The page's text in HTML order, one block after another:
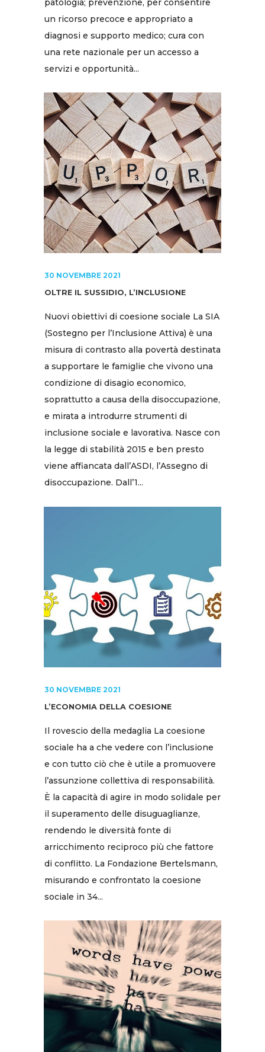
patologia; prevenzione, per consentire
un ricorso precoce e appropriato a
diagnosi e supporto medico; cura con
una rete nazionale per un accesso a
servizi e opportunità...
30 NOVEMBRE 2021
OLTRE IL SUSSIDIO, L’INCLUSIONE
Nuovi obiettivi di coesione sociale La SIA
(Sostegno per l’Inclusione Attiva) è una
misura di contrasto alla povertà destinata
a supportare le famiglie che vivono una
condizione di disagio economico,
soprattutto a causa della disoccupazione,
e mirata a introdurre strumenti di
inclusione sociale e lavorativa. Nasce con
la legge di stabilità 2015 e ben presto
viene affiancata dall’ASDI, l’Assegno di
disoccupazione. Dall’1...
30 NOVEMBRE 2021
L’ECONOMIA DELLA COESIONE
Il rovescio della medaglia La coesione
sociale ha a che vedere con l’inclusione
e con tutto ciò che è utile a promuovere
l’assunzione collettiva di responsabilità.
È la capacità di agire in modo solidale per
il superamento delle disuguaglianze,
rendendo le diversità fonte di
arricchimento reciproco più che fattore
di conflitto. La Fondazione Bertelsmann,
misurando e confrontato la coesione
sociale in 34...